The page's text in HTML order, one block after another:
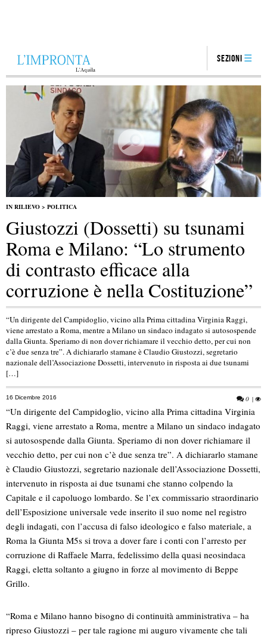
Sezioni
IN RILIEVO > POLITICA
Giustozzi (Dossetti) su tsunami
Roma e Milano: “Lo strumento
di contrasto efficace alla
corruzione è nella Costituzione”
“Un dirigente del Campidoglio, vicino alla Prima cittadina Virginia Raggi,
viene arrestato a Roma, mentre a Milano un sindaco indagato si autosospende
dalla Giunta. Speriamo di non dover richiamare il vecchio detto, per cui non
c’è due senza tre”. A dichiararlo stamane è Claudio Giustozzi, segretario
nazionale dell’Associazione Dossetti, intervenuto in risposta ai due tsunami
[…]
16 Dicembre 2016 0 |
“Un dirigente del Campidoglio, vicino alla Prima cittadina Virginia
Raggi, viene arrestato a Roma, mentre a Milano un sindaco indagato
si autosospende dalla Giunta. Speriamo di non dover richiamare il
vecchio detto, per cui non c’è due senza tre”. A dichiararlo stamane
è Claudio Giustozzi, segretario nazionale dell’Associazione Dossetti,
intervenuto in risposta ai due tsunami che stanno colpendo la
Capitale e il capoluogo lombardo. Se l’ex commissario straordinario
dell’Esposizione universale vede inserito il suo nome nel registro
degli indagati, con l’accusa di falso ideologico e falso materiale, a
Roma la Giunta M5s si trova a dover fare i conti con l’arresto per
corruzione di Raffaele Marra, fedelissimo della quasi neosindaca
Raggi, eletta soltanto a giugno in forze al movimento di Beppe
Grillo.
“Roma e Milano hanno bisogno di continuità amministrativa – ha
ripreso Giustozzi – per tale ragione mi auguro vivamente che tali